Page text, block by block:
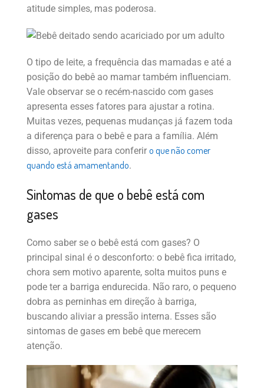
atitude simples, mas poderosa.
O tipo de leite, a frequência das mamadas e até a
posição do bebê ao mamar também influenciam.
Vale observar se o recém-nascido com gases
apresenta esses fatores para ajustar a rotina.
Muitas vezes, pequenas mudanças já fazem toda
a diferença para o bebê e para a família. Além
disso, aproveite para conferir o que não comer
quando está amamentando.
Sintomas de que o bebê está com
gases
Como saber se o bebê está com gases? O
principal sinal é o desconforto: o bebê fica irritado,
chora sem motivo aparente, solta muitos puns e
pode ter a barriga endurecida. Não raro, o pequeno
dobra as perninhas em direção à barriga,
buscando aliviar a pressão interna. Esses são
sintomas de gases em bebê que merecem
atenção.